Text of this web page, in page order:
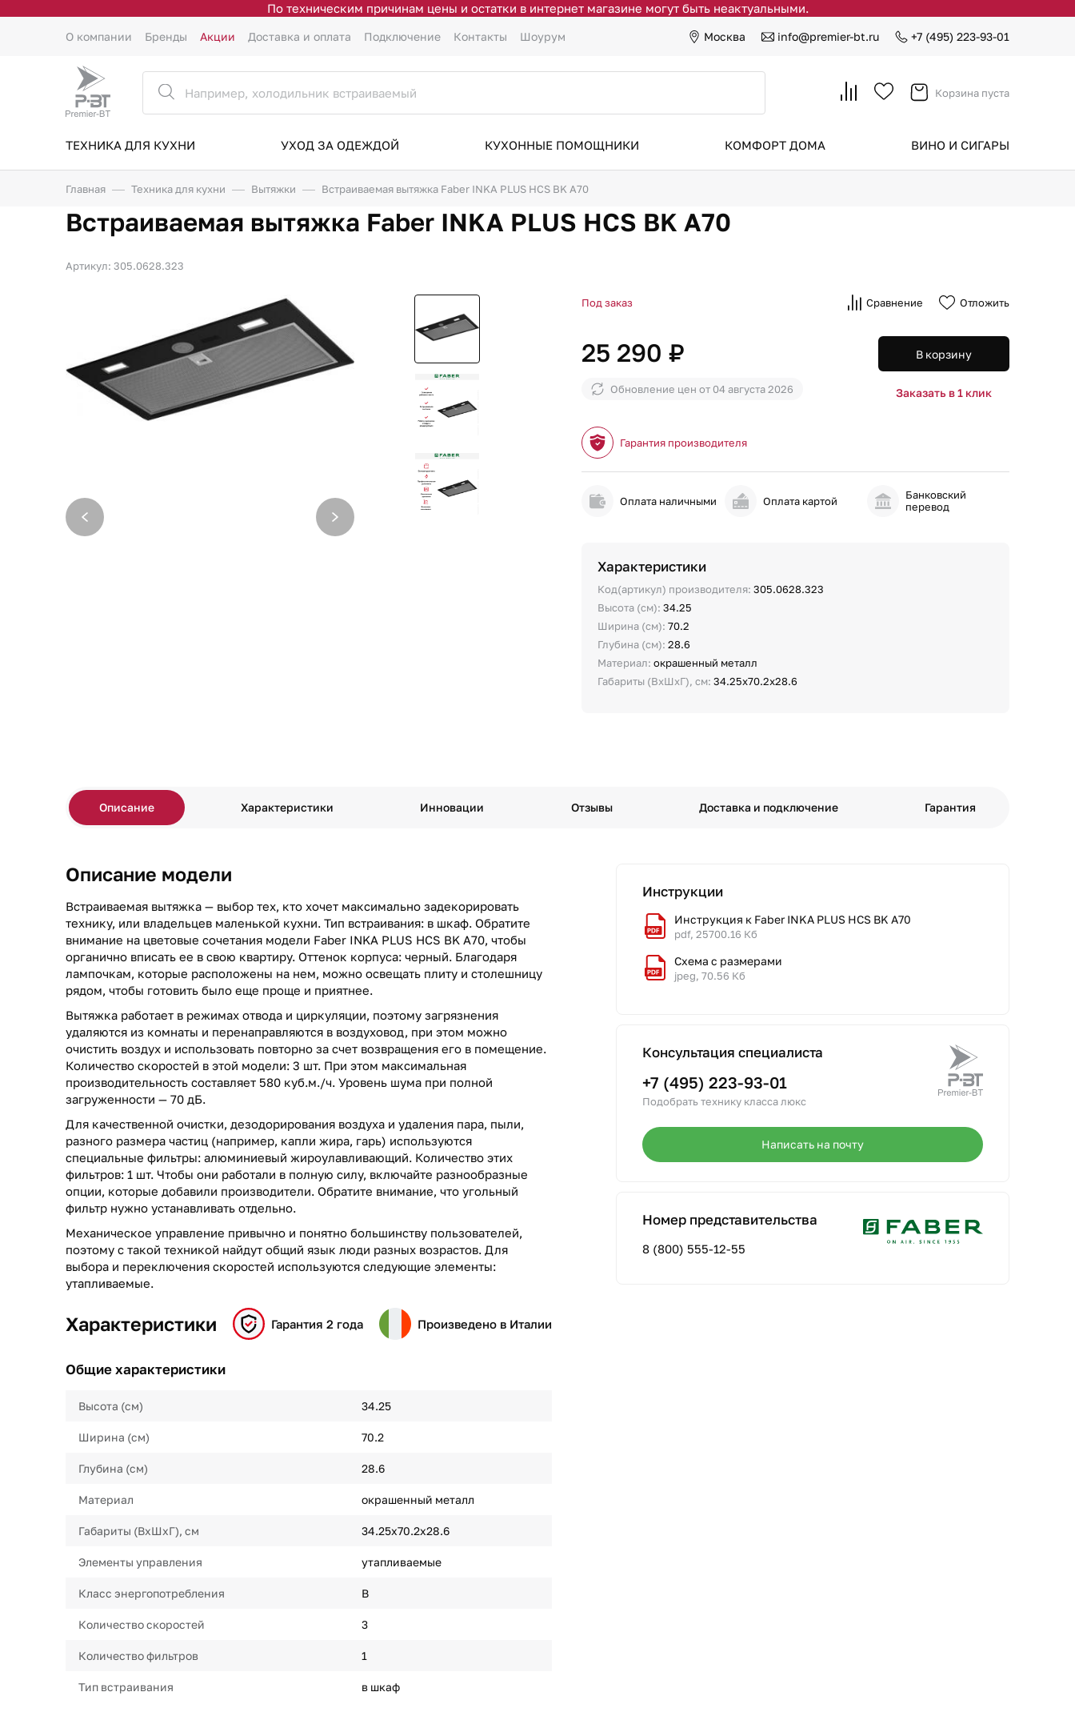
По техническим причинам цены и остатки в интернет магазине могут быть неактуальными.
О компании Бренды Акции Доставка и оплата Подключение Контакты Шоурум Москва info@premier-bt.ru +7 (495) 223-93-01
Корзина пуста
ТЕХНИКА ДЛЯ КУХНИ УХОД ЗА ОДЕЖДОЙ КУХОННЫЕ ПОМОЩНИКИ КОМФОРТ ДОМА ВИНО И СИГАРЫ
Главная Техника для кухни Вытяжки Встраиваемая вытяжка Faber INKA PLUS HCS BK A70
Встраиваемая вытяжка Faber INKA PLUS HCS BK A70
Артикул: 305.0628.323
Под заказ Сравнение Отложить
25 290 ₽
Обновление цен от 04 августа 2026
В корзину
Заказать в 1 клик
Гарантия производителя
Оплата наличными Оплата картой
Банковский
перевод
Характеристики
Код(артикул) производителя:305.0628.323
Высота (см):34.25
Ширина (см):70.2
Глубина (см):28.6
Материал:окрашенный металл
Габариты (ВхШхГ), см:34.25х70.2х28.6
Описание Характеристики Инновации Отзывы Доставка и подключение Гарантия
Описание модели
Встраиваемая вытяжка — выбор тех, кто хочет максимально задекорировать
технику, или владельцев маленькой кухни. Тип встраивания: в шкаф. Обратите
внимание на цветовые сочетания модели Faber INKA PLUS HCS BK A70, чтобы
органично вписать ее в свою квартиру. Оттенок корпуса: черный. Благодаря
лампочкам, которые расположены на нем, можно освещать плиту и столешницу
рядом, чтобы готовить было еще проще и приятнее.
Вытяжка работает в режимах отвода и циркуляции, поэтому загрязнения
удаляются из комнаты и перенаправляются в воздуховод, при этом можно
очистить воздух и использовать повторно за счет возвращения его в помещение.
Количество скоростей в этой модели: 3 шт. При этом максимальная
производительность составляет 580 куб.м./ч. Уровень шума при полной
загруженности — 70 дБ.
Для качественной очистки, дезодорирования воздуха и удаления пара, пыли,
разного размера частиц (например, капли жира, гарь) используются
специальные фильтры: алюминиевый жироулавливающий. Количество этих
фильтров: 1 шт. Чтобы они работали в полную силу, включайте разнообразные
опции, которые добавили производители. Обратите внимание, что угольный
фильтр нужно устанавливать отдельно.
Механическое управление привычно и понятно большинству пользователей,
поэтому с такой техникой найдут общий язык люди разных возрастов. Для
выбора и переключения скоростей используются следующие элементы:
утапливаемые.
Характеристики Гарантия 2 года Произведено в Италии
Общие характеристики
Высота (см) 34.25
Ширина (см) 70.2
Глубина (см) 28.6
Материал окрашенный металл
Габариты (ВхШхГ), см 34.25х70.2х28.6
Элементы управления утапливаемые
Класс энергопотребления B
Количество скоростей 3
Количество фильтров 1
Тип встраивания в шкаф
Инструкции
Инструкция к Faber INKA PLUS HCS BK A70
pdf, 25700.16 Кб
Схема с размерами
jpeg, 70.56 Кб
Консультация специалиста
+7 (495) 223-93-01
Подобрать технику класса люкс
Написать на почту
Номер представительства
8 (800) 555-12-55